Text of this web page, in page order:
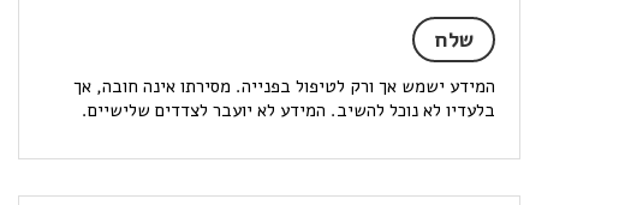
המידע ישמש אך ורק לטיפול בפנייה. מסירתו אינה חובה, אך
בלעדיו לא נוכל להשיב. המידע לא יועבר לצדדים שלישיים.